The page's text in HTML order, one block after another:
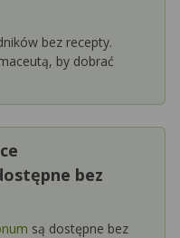
bez recepty.
by dobrać
bez
są dostępne bez